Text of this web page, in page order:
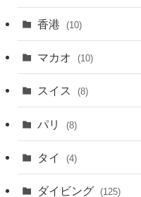
香港 (10)
マカオ (10)
スイス (8)
パリ (8)
タイ (4)
ダイビング (125)